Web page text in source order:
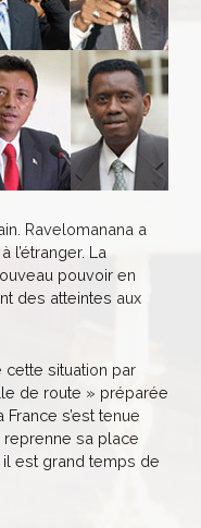
Ravelomanana a
l’étranger. La
pouvoir en
des atteintes aux
situation par
de route » préparée
s’est tenue
reprenne sa place
est grand temps de